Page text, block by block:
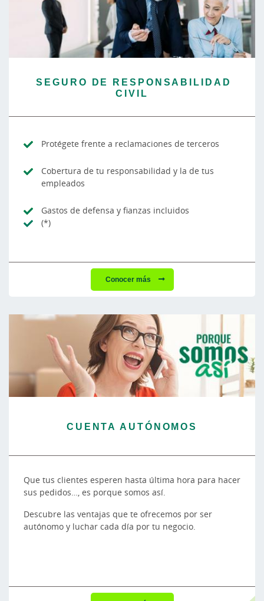
SEGURO DE RESPONSABILIDAD
CIVIL
Protégete frente a reclamaciones de terceros
Cobertura de tu responsabilidad y la de tus
empleados
Gastos de defensa y fianzas incluidos
(*)
Conocer más
CUENTA AUTÓNOMOS
Que tus clientes esperen hasta última hora para hacer
sus pedidos…, es porque somos así.
Descubre las ventajas que te ofrecemos por ser
autónomo y luchar cada día por tu negocio.